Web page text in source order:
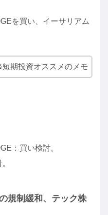
を買い、イーサリアム
短期投資オススメのメモ
：買い検討。
規制緩和、テック株